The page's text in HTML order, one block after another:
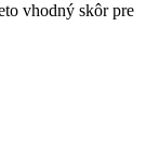
vhodný skôr pre